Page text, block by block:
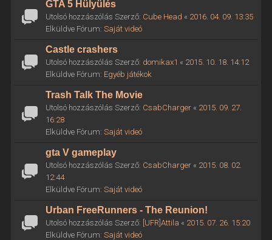
GTA 5 Hülyülés
Utolsó hozzászólás Szerző: Cube Head « 2016. 04. 09. 13:35
Elküldve Fórum: Saját videó
Castle crashers
Utolsó hozzászólás Szerző: domikax1 « 2015. 10. 18. 14:12
Elküldve Fórum: Egyéb játékok
Trash Talk The Movie
Utolsó hozzászólás Szerző: CsabCharger« 2015. 09. 27.
16:28
Elküldve Fórum: Saját videó
gta V gameplay
Utolsó hozzászólás Szerző: CsabCharger« 2015. 08. 02.
12:44
Elküldve Fórum: Saját videó
Urban FreeRunners - The Reunion!
Utolsó hozzászólás Szerző: [UFR]Attila « 2015. 07. 26. 15:20
Elküldve Fórum: Saját videó